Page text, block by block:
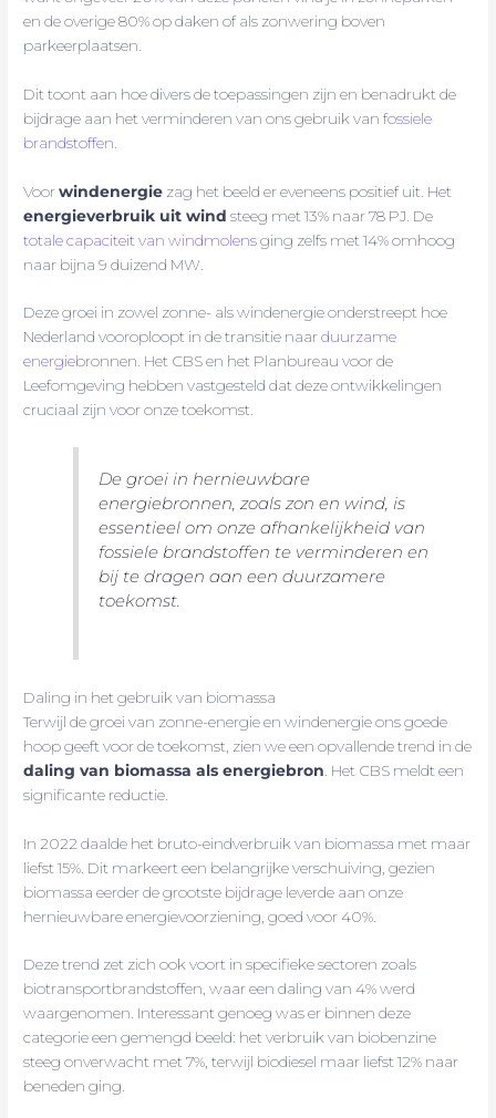
en de overige 80% op daken of als zonwering boven
parkeerplaatsen.
Dit toont aan hoe divers de toepassingen zijn en benadrukt de
bijdrage aan het verminderen van ons gebruik vanfossiele
brandstoffen
Voorwindenergie zag het beeld er eveneens positief uit. Het
energieverbruik uit wind steeg met 13% naar 78 PJ. De
totale capaciteit van windmolensging zelfs met 14% omhoog
naar bijna 9 duizend MW.
Deze groei in zowel zonne- als windenergie onderstreept hoe
Nederland vooroploopt in de transitie naarduurzame
energiebronnen. Het CBS en het Planbureau voor de
Leefomgeving hebben vastgesteld dat deze ontwikkelingen
cruciaal zijn voor onze toekomst.
De groei in hernieuwbare
energiebronnen, zoals zon en wind, is
essentieel om onze afhankelijkheid van
fossiele brandstoffen te verminderen en
bij te dragen aan een duurzamere
toekomst.
Daling in het gebruik van biomassa
Terwijl de groei van zonne-energie en windenergie ons goede
hoop geeft voor de toekomst, zien we een opvallende trend in de
daling van biomassa als energiebron . Het CBS meldt een
significante reductie.
In 2022 daalde het bruto-eindverbruik van biomassa met maar
liefst 15%. Dit markeert een belangrijke verschuiving, gezien
biomassa eerder de grootste bijdrage leverde aan onze
hernieuwbare energievoorziening, goed voor 40%.
Deze trend zet zich ook voort in specifieke sectoren zoals
biotransportbrandstoffen, waar een daling van 4% werd
waargenomen. Interessant genoeg was er binnen deze
categorie een gemengd beeld: het verbruik van biobenzine
steeg onverwacht met 7%, terwijl biodiesel maar liefst 12% naar
beneden ging.